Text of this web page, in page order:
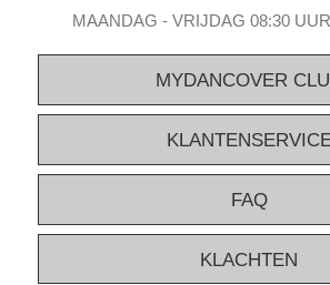
MAANDAG - VRIJDAG 08:30
MYDANCOVER
FAQ
KLACHTEN